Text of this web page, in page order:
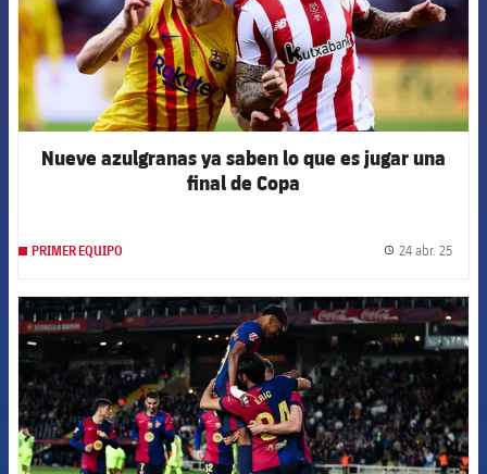
Nueve azulgranas ya saben lo que es jugar una
final de Copa
PRIMER EQUIPO 24 abr. 25
FCB Barcelona badge